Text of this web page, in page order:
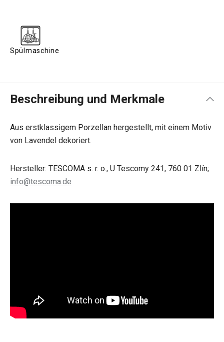
Spülmaschine
Beschreibung und Merkmale
Aus erstklassigem Porzellan hergestellt, mit einem Motiv
von Lavendel dekoriert.
Hersteller: TESCOMA s. r. o., U Tescomy 241, 760 01 Zlín;
info@tescoma.de